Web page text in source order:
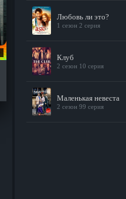
Любовь ли это?
1 сезон 2 серия
Клуб
2 сезон 10 серия
Маленькая невеста
2 сезон 99 серия